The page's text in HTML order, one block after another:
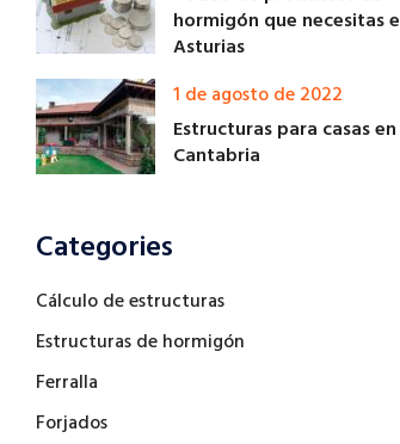
hormigón que necesitas
Asturias
1 de agosto de 2022
Estructuras para casas en
Cantabria
Categories
Cálculo de estructuras
Estructuras de hormigón
Ferralla
Forjados